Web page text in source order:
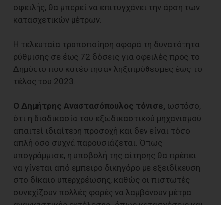
οφειλής, θα μπορεί να επιτυγχάνει την άρση των
κατασχετικών μέτρων.
Η τελευταία τροποποίηση αφορά τη δυνατότητα
ρύθμισης σε έως 72 δόσεις για οφειλές προς το
Δημόσιο που κατέστησαν ληξιπρόθεσμες έως το
τέλος του 2023.
Ο Δημήτρης Αναστασόπουλος τόνισε, ωστόσο,
ότι η διαδικασία του εξωδικαστικού μηχανισμού
απαιτεί ιδιαίτερη προσοχή και δεν είναι τόσο
απλή όσο συχνά παρουσιάζεται. Όπως
υπογράμμισε, η υποβολή της αίτησης θα πρέπει
να γίνεται από έμπειρο δικηγόρο με εξειδίκευση
στο δίκαιο υπερχρέωσης, καθώς οι πιστωτές
συνεχίζουν πολλές φορές να λαμβάνουν μέτρα